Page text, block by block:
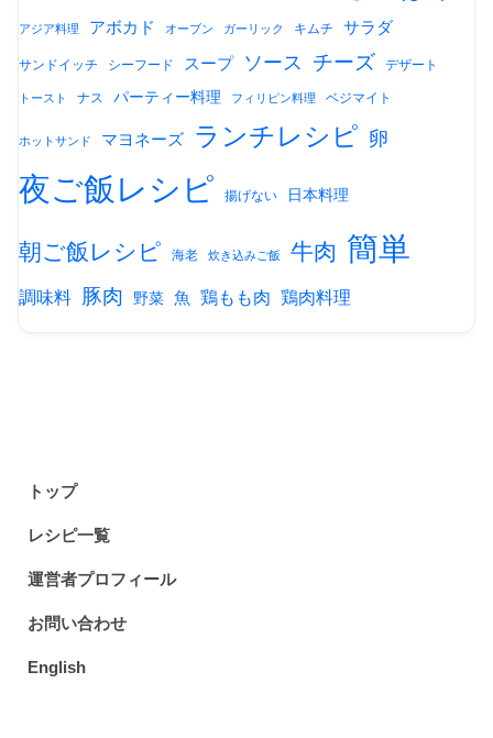
アジア料理 アボカド オーブン ガーリック キムチ サラダ
サンドイッチ シーフード スープ ソース チーズ デザート
トースト ナス パーティー料理 フィリピン料理 ベジマイト
ホットサンド マヨネーズ ランチレシピ 卵
夜ご飯レシピ 揚げない 日本料理
朝ご飯レシピ 海老 炊き込みご飯 牛肉 簡単
調味料 豚肉 野菜 魚 鶏もも肉 鶏肉料理
トップ
レシピ一覧
運営者プロフィール
お問い合わせ
English